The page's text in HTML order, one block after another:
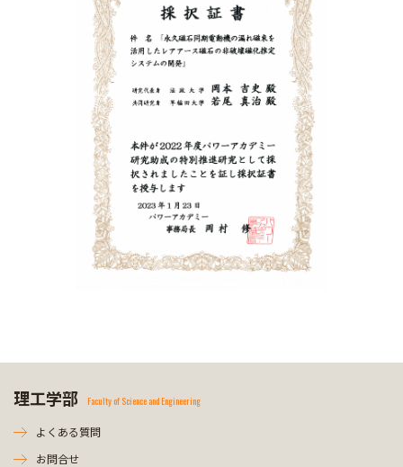
理工学部 Faculty of Science and Engineering
よくある質問
お問合せ